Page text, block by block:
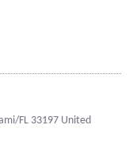
FL 33197 United